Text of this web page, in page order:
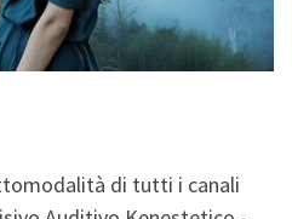
di tutti i canali